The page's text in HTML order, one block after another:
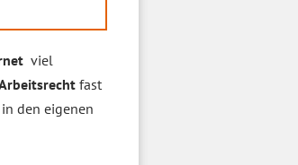
viel
fast
den eigenen